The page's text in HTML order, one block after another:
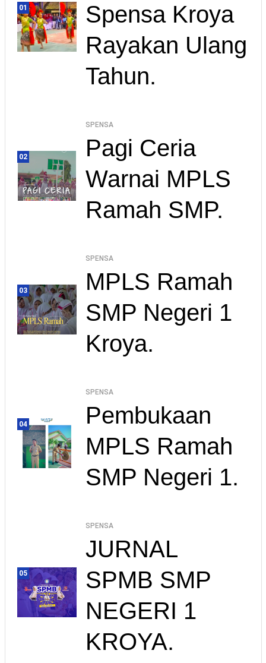
01
Spensa Kroya
Rayakan Ulang
Tahun.
02
SPENSA
Pagi Ceria
Warnai MPLS
Ramah SMP.
03
SPENSA
MPLS Ramah
SMP Negeri 1
Kroya.
04
SPENSA
Pembukaan
MPLS Ramah
SMP Negeri 1.
05
SPENSA
JURNAL
SPMB SMP
NEGERI 1
KROYA.